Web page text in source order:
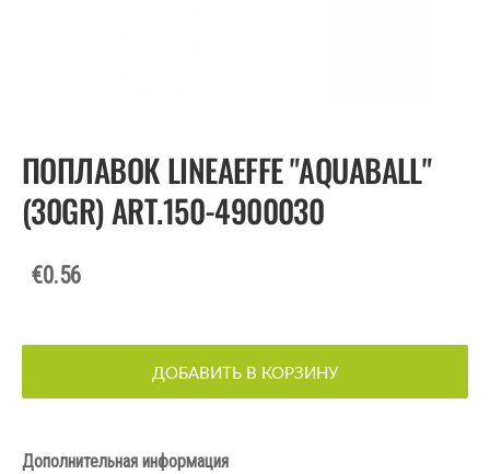
ПОПЛАВОК LINEAEFFE "AQUABALL"
(30GR) ART.150-4900030
€0.56
ДОБАВИТЬ В КОРЗИНУ
Дополнительная информация